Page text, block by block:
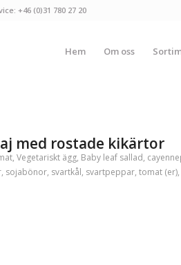
+46 (0)31 780 27 20
Hem Om oss
med rostade kikärtor
, Vegetariskt ägg, Baby leaf sallad,
, sojabönor, svartkål, svartpeppar, tomat (er),